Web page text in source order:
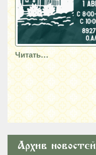
Читать…
Архив новостей